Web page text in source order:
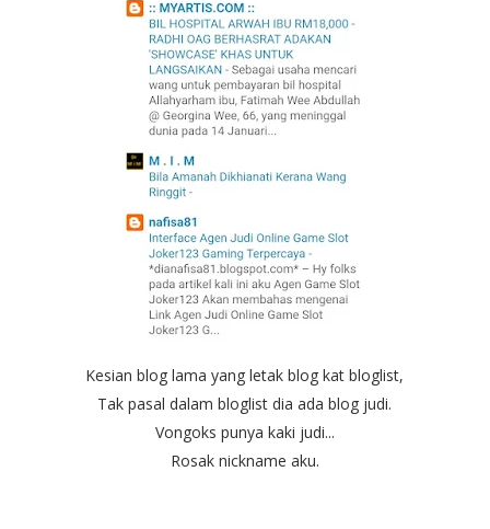
Kesian blog lama yang letak blog kat bloglist,
Tak pasal dalam bloglist dia ada blog judi.
Vongoks punya kaki judi...
Rosak nickname aku.